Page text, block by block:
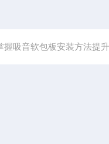
握吸音软包板安装方法提升